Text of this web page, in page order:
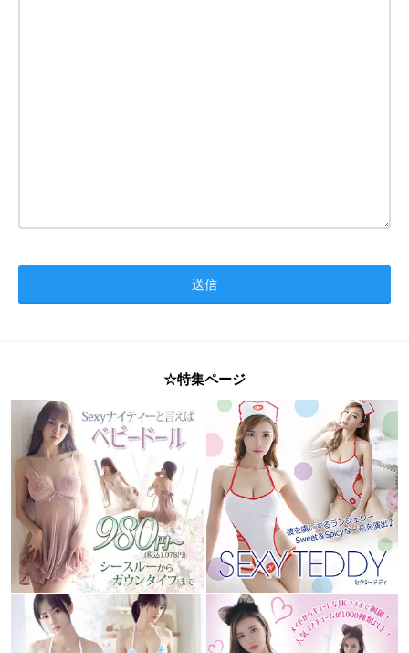
☆特集ページ